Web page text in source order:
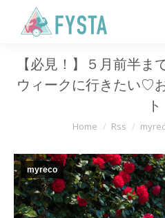
【必見！】５月前半ま
ウィークに行きたい♡
ト
You are here:
Home Rss
myreco